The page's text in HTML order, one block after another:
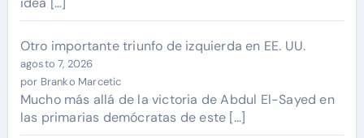
Otro importante triunfo de izquierda en EE. UU.
agosto 7, 2026
por Branko Marcetic
Mucho más allá de la victoria de Abdul El-Sayed en
las primarias demócratas de este […]